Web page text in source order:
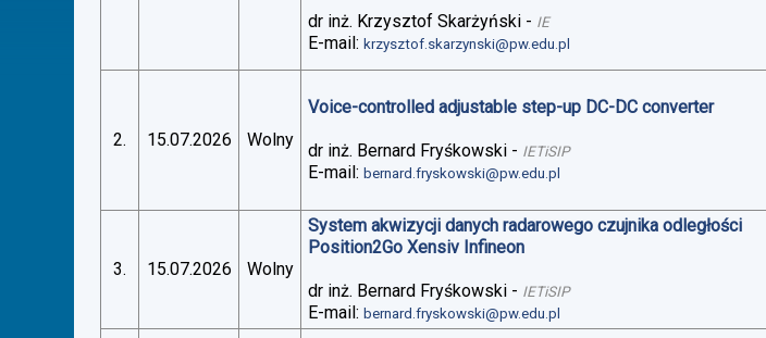
dr inż. Krzysztof Skarżyński - IE
E-mail:krzysztof.skarzynski@pw.edu.pl
2. 15.07.2026 Wolny
Voice-controlled adjustable step-up DC-DC converter
dr inż. Bernard Fryśkowski - IETiSIP
E-mail:bernard.fryskowski@pw.edu.pl
3. 15.07.2026 Wolny
System akwizycji danych radarowego czujnika odległości
Position2Go Xensiv Infineon
dr inż. Bernard Fryśkowski - IETiSIP
E-mail:bernard.fryskowski@pw.edu.pl